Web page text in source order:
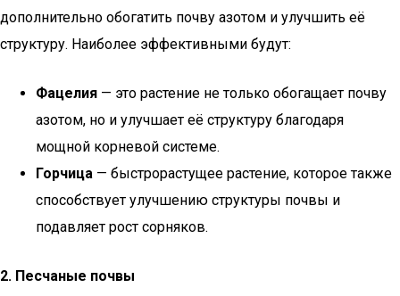
дополнительно обогатить почву азотом и улучшить её
структуру. Наиболее эффективными будут:
Фацелия — это растение не только обогащает почву
азотом, но и улучшает её структуру благодаря
мощной корневой системе.
Горчица — быстрорастущее растение, которое также
способствует улучшению структуры почвы и
подавляет рост сорняков.
2. Песчаные почвы